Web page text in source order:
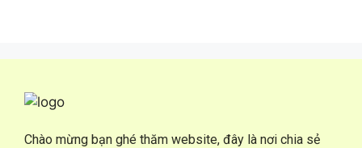
Chào mừng bạn ghé thăm website, đây là nơi chia sẻ